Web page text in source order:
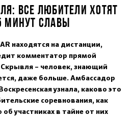
ВСЕ ЛЮБИТЕЛИ ХОТЯТ
МИНУТ СЛАВЫ
находятся на дистанции,
комментатор прямой
– человек, знающий
даже больше. Амбассадор
узнала, каково это
соревнования, как
участниках в тайне от них